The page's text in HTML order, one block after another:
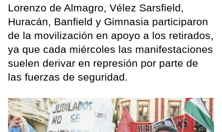
Lorenzo de Almagro, Vélez Sarsfield,
Huracán, Banfield y Gimnasia participaron
de la movilización en apoyo a los retirados,
ya que cada miércoles las manifestaciones
suelen derivar en represión por parte de
las fuerzas de seguridad.